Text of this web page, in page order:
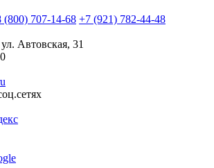
(800) 707-14-68 +7 (921) 782-44-48
ул. Автовская, 31